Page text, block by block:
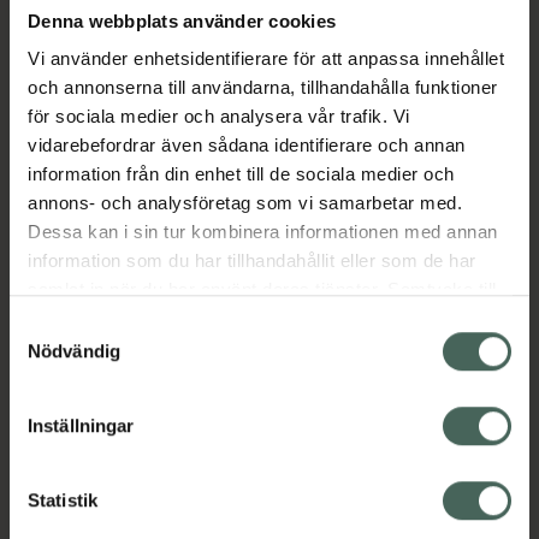
Denna webbplats använder cookies
Vi använder enhetsidentifierare för att anpassa innehållet
och annonserna till användarna, tillhandahålla funktioner
för sociala medier och analysera vår trafik. Vi
vidarebefordrar även sådana identifierare och annan
information från din enhet till de sociala medier och
annons- och analysföretag som vi samarbetar med.
Dessa kan i sin tur kombinera informationen med annan
information som du har tillhandahållit eller som de har
återkalla ditt samtycke via webbplatsens
cookieinställningar. Ett återkallat samtycke påverkar inte
lagligheten av behandling som skett innan återkallelsen.
Nödvändig
Inställningar
Statistik
effekt. Den bildar ett tunt, skyddande lager
som stärker hudens barriär och stimulerar
cellförnyelsen – även under makeup.
En oumbärlig produkt för dig som behöver
extra vård och skydd för känslig, reaktiv eller
skadad hud, och vill förbättra hudens
motståndskraft och komfort på djupet.
EAN:08809572892066
Ansiktskräm K-Beauty
Omdömen Visa
Innehåll Visa